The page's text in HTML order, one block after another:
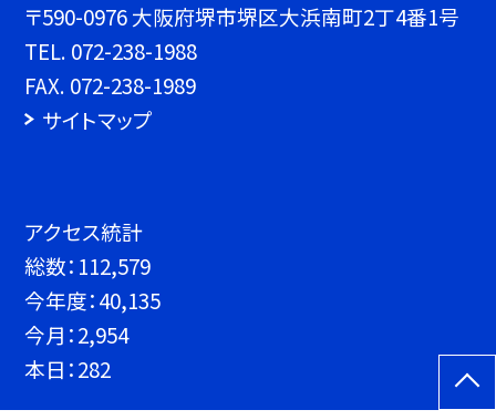
〒590-0976 大阪府堺市堺区大浜南町2丁4番1号
TEL. 072-238-1988
FAX. 072-238-1989
サイトマップ
アクセス統計
総数： 112,579
今年度：40,135
今月：2,954
本日：282